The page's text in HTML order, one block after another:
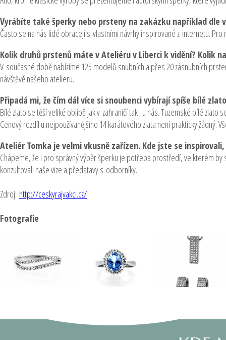
Vyrábíte také šperky nebo prsteny na zakázku například
Často se na nás lidé obracejí s vlastními návrhy inspirované z internetu.
Kolik druhů prstenů máte v Ateliéru v Liberci k vidění? Kolik
V současné době nabízíme 125 modelů snubních a přes 20 zásnubních
návštěvě našeho atelieru.
Připadá mi, že čím dál více si snoubenci vybírají spíše bílé
Bílé zlato se těší veliké oblibě jak v zahraničí tak i u nás. Tuzemské bílé
Cenový rozdíl u nejpoužívanějšího 14 karátového zlata není prakticky
Ateliér Tomka je velmi vkusně zařízen. Kde jste se
Chápeme, že i pro správný výběr šperku je potřeba prostředí, ve kterém
konzultovali naše vize a představy s odborníky.
Zdroj: http://ceskyrajvakci.cz/
Fotografie